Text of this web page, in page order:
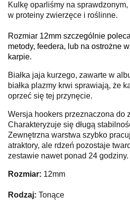
Kulkę oparliśmy na
w proteiny zwierzęce i roślinne.
Rozmiar 12mm szczególnie
metody, feedera, lub na ostrożne
karpie.
Białka jaja kurzego, zawarte w
białka plazmy krwi sprawiają, że
oprzeć się tej przynęcie.
Wersja hookers przeznaczona do
Charakteryzuje się długą
Zewnętrzna warstwa szybko
atraktory, ale rdzeń pozostaje
zestawie nawet ponad 24 godziny.
Rozmiar: 12mm
Rodzaj: Tonące